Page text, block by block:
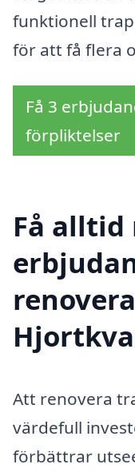
funktionell
för att få flera
Få 3
förpliktelser
Få alltid
Att renovera
värdefull
förbättrar